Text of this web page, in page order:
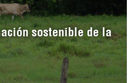
sostenible de la